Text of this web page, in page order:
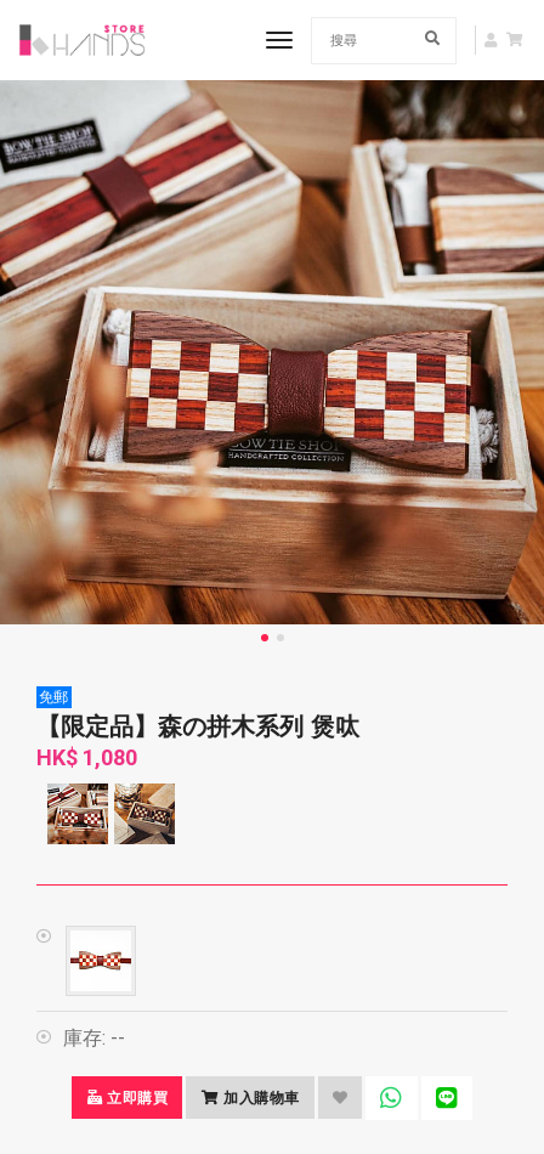
toggle navigation
免郵
【限定品】森の拼木系列 煲呔
HK$ 1,080
庫存: --
立即購買 加入購物車